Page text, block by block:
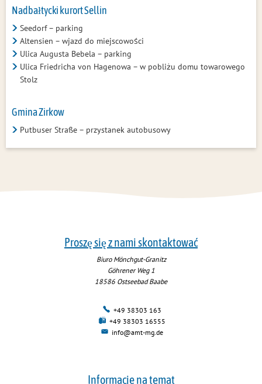
Nadbałtycki kurort Sellin
Seedorf – parking
Altensien – wjazd do miejscowości
Ulica Augusta Bebela – parking
Ulica Friedricha von Hagenowa – w pobliżu domu towarowego
Stolz
Gmina Zirkow
Putbuser Straße – przystanek autobusowy
Proszę się z nami skontaktować
Biuro Mönchgut-Granitz
Göhrener Weg 1
18586 Ostseebad Baabe
+49 38303 163
+49 38303 16555
info@amt-mg.de
Informacje na temat